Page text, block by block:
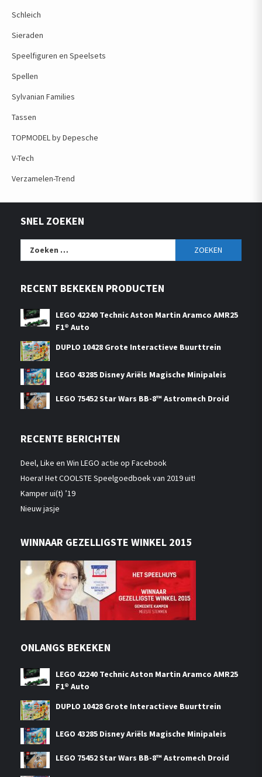
Schleich
Sieraden
Speelfiguren en Speelsets
Spellen
Sylvanian Families
Tassen
TOPMODEL by Depesche
V-Tech
Verzamelen-Trend
SNEL ZOEKEN
Zoeken
RECENT BEKEKEN PRODUCTEN
LEGO 42240 Technic Aston Martin Aramco AMR25
F1® Auto
DUPLO 10428 Grote Interactieve Buurttrein
LEGO 43285 Disney Ariëls Magische Minipaleis
LEGO 75452 Star Wars BB-8™ Astromech Droid
RECENTE BERICHTEN
Deel, Like en Win LEGO actie op Facebook
Hoera! Het COOLSTE Speelgoedboek van 2019 uit!
Kamper ui(t) ’19
Nieuw jasje
WINNAAR GEZELLIGSTE WINKEL 2015
ONLANGS BEKEKEN
LEGO 42240 Technic Aston Martin Aramco AMR25
F1® Auto
DUPLO 10428 Grote Interactieve Buurttrein
LEGO 43285 Disney Ariëls Magische Minipaleis
LEGO 75452 Star Wars BB-8™ Astromech Droid